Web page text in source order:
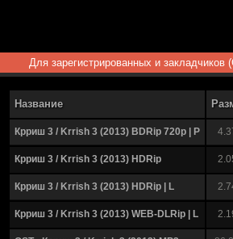
Для зарегистрированных и
Название
Крриш 3 / Krrish 3 (2013) BDRip 720p | P
Крриш 3 / Krrish 3 (2013) HDRip
Крриш 3 / Krrish 3 (2013) HDRip | L
Крриш 3 / Krrish 3 (2013) WEB-DLRip | L